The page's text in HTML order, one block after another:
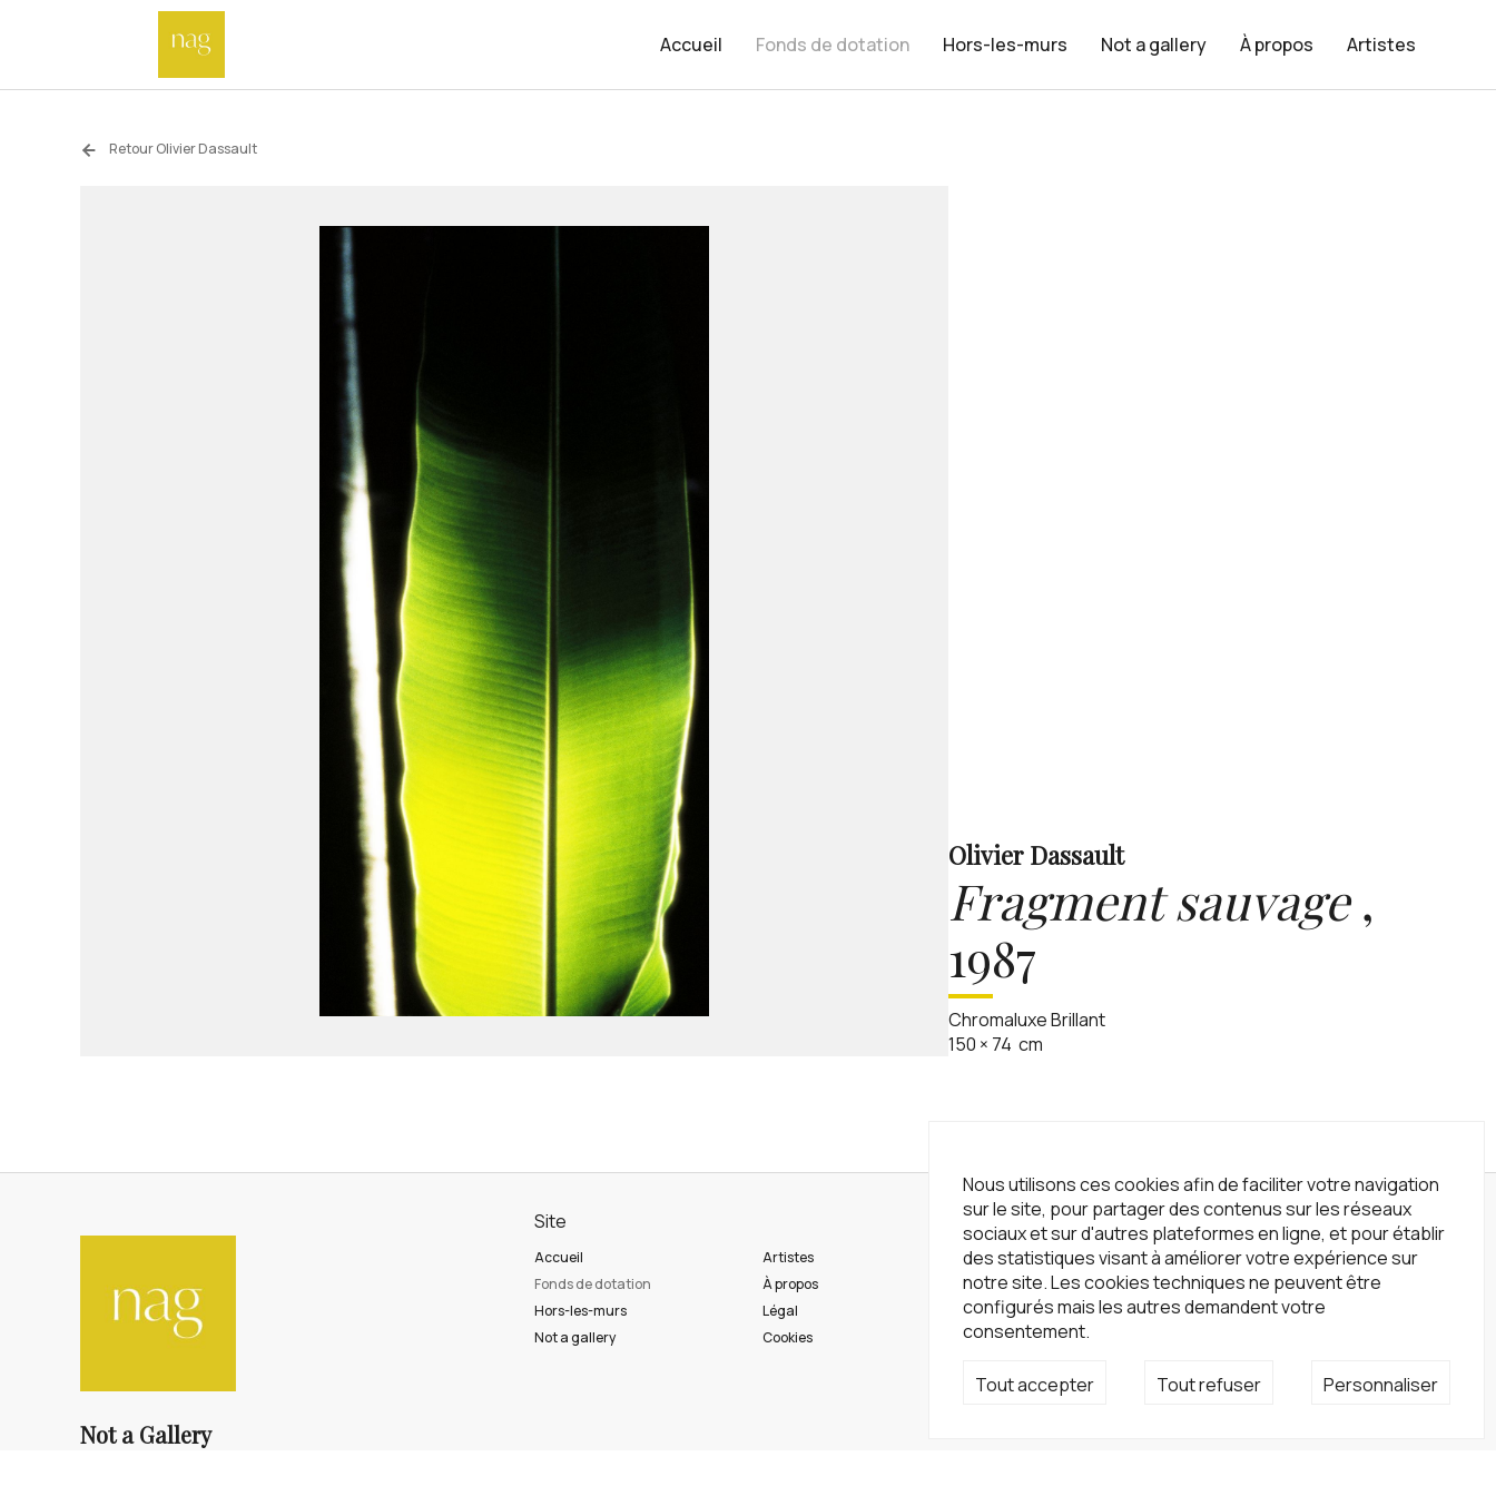
Nous utilisons ces cookies afin de faciliter votre navigation
sur le site, pour partager des contenus sur les réseaux
sociaux et sur d'autres plateformes en ligne, et pour établir
des statistiques visant à améliorer votre expérience sur
notre site. Les cookies techniques ne peuvent être
configurés mais les autres demandent votre
consentement.
Tout accepter Tout refuser Personnaliser
Accueil Fonds de dotation Hors-les-murs Not a gallery À propos Artistes
Retour Olivier Dassault
Olivier Dassault
Fragment sauvage,
1987
Chromaluxe Brillant
150 × 74 cm
Not a Gallery
Site
Accueil
Fonds de dotation
Hors-les-murs
Not a gallery
Artistes
À propos
Légal
Cookies
Newsletter
Inscrivez-vous à notre newsletter !
S'inscrire
Réseaux sociaux